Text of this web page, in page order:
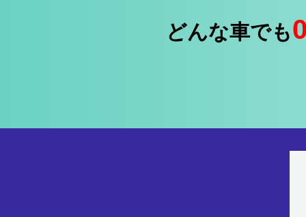
どんな車でも